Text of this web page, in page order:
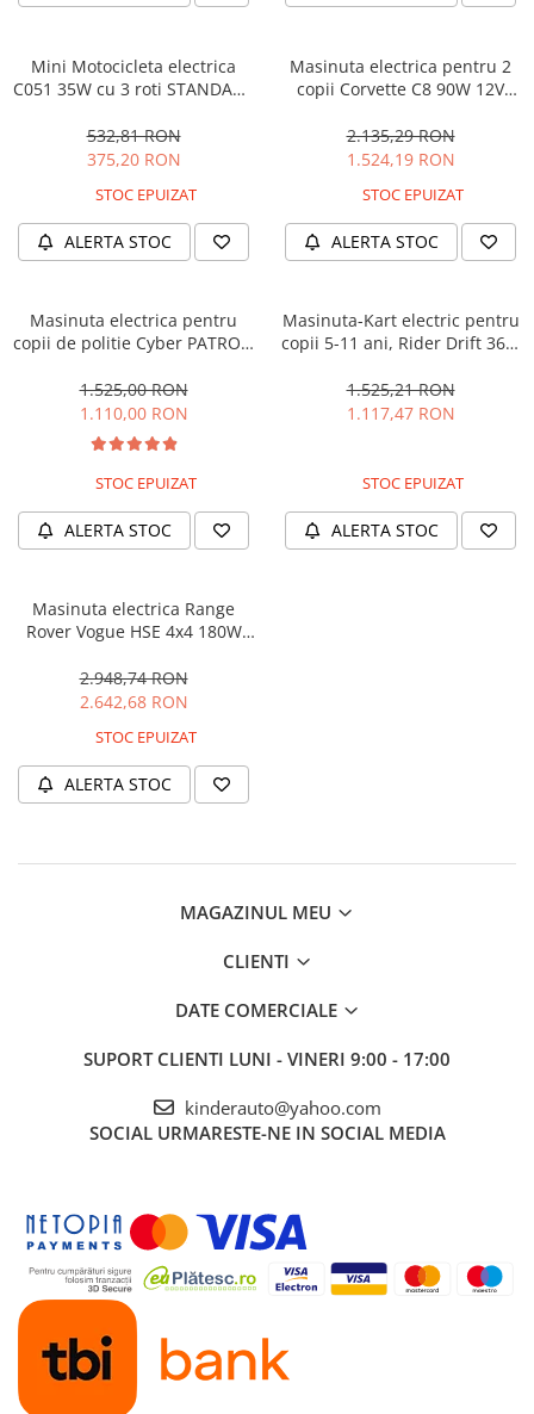
Mini Motocicleta electrica
C051 35W cu 3 roti STANDARD
532,81 RON
375,20 RON
STOC EPUIZAT
ALERTA STOC
Masinuta electrica pentru 2
copii Corvette C8 90W 12V
2.135,29 RON
1.524,19 RON
STOC EPUIZAT
ALERTA STOC
Masinuta electrica pentru
copii de politie Cyber PATROL,
90W, 12V, Black & White
1.525,00 RON
1.110,00 RON
STOC EPUIZAT
ALERTA STOC
Masinuta-Kart electric pentru
copii 5-11 ani, Rider Drift 360,
1.525,21 RON
1.117,47 RON
STOC EPUIZAT
ALERTA STOC
Masinuta electrica Range
Rover Vogue HSE 4x4 180W
2.948,74 RON
2.642,68 RON
STOC EPUIZAT
ALERTA STOC
MAGAZINUL MEU
CLIENTI
DATE COMERCIALE
SUPORT CLIENTI LUNI - VINERI 9:00 - 17:00
kinderauto@yahoo.com
SOCIAL URMARESTE-NE IN SOCIAL MEDIA